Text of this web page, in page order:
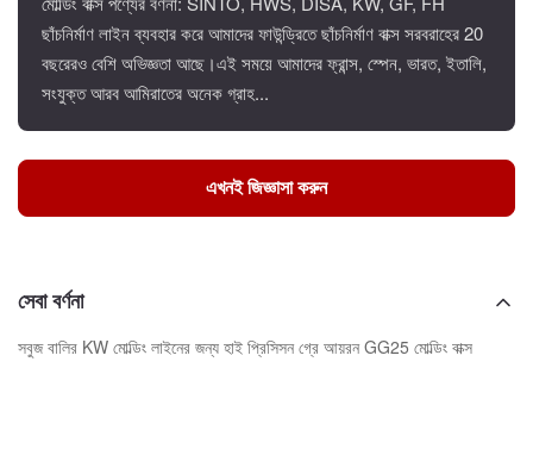
ছাঁচনির্মাণ লাইন ব্যবহার করে আমাদের ফাউন্ড্রিতে ছাঁচনির্মাণ বাক্স সরবরাহের 20
বছরেরও বেশি অভিজ্ঞতা আছে।এই সময়ে আমাদের ফ্রান্স, স্পেন, ভারত, ইতালি,
সংযুক্ত আরব আমিরাতের অনেক গ্রাহ...
এখনই জিজ্ঞাসা করুন
সেবা বর্ণনা
সবুজ বালির KW মোল্ডিং লাইনের জন্য হাই প্রিসিসন গ্রে আয়রন GG25 মোল্ডিং বাক্স